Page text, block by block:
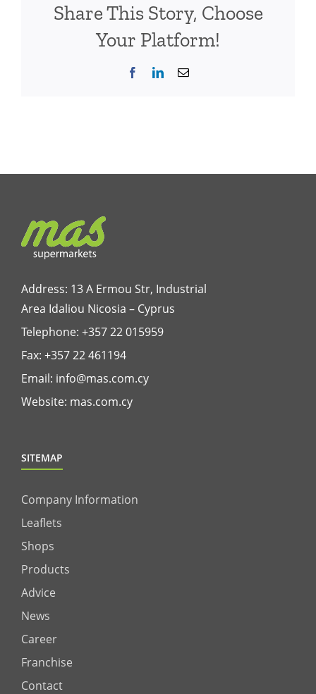
Share This Story, Choose
Your Platform!
FacebookLinkedInEmail
Address: 13 A Ermou Str, Industrial
Area Idaliou Nicosia – Cyprus
Telephone: +357 22 015959
Fax: +357 22 461194
Email: info@mas.com.cy
Website: mas.com.cy
SITEMAP
Company Information
Leaflets
Shops
Products
Advice
News
Career
Franchise
Contact